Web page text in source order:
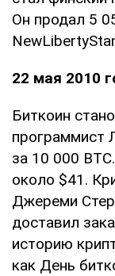
Он продал 5
22 мая 2010
Биткоин
программист
за 10 000
около $41.
Джереми
доставил
историю
как День